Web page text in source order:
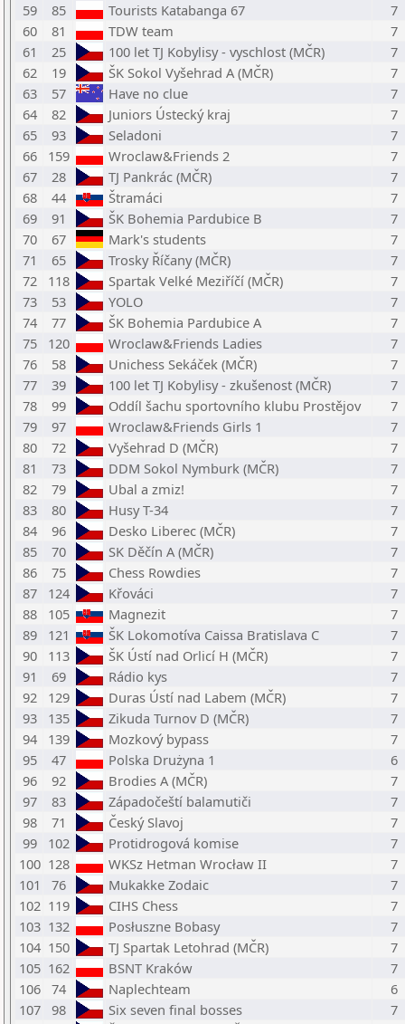
59
85 Tourists Katabanga 67
7
60
81 TDW team
7
61
25 100 let TJ Kobylisy - vyschlost (MČR)
7
62
19 ŠK Sokol Vyšehrad A (MČR)
7
63
57 Have no clue
7
64
82 Juniors Ústecký kraj
7
65
93 Seladoni
7
66
159 Wroclaw&Friends 2
7
67
28 TJ Pankrác (MČR)
7
68
44 Štramáci
7
69
91 ŠK Bohemia Pardubice B
7
70
67 Mark's students
7
71
65 Trosky Říčany (MČR)
7
72
118 Spartak Velké Meziříčí (MČR)
7
73
53 YOLO
7
74
77 ŠK Bohemia Pardubice A
7
75
120 Wroclaw&Friends Ladies
7
76
58 Unichess Sekáček (MČR)
7
77
39 100 let TJ Kobylisy - zkušenost (MČR)
7
78
99 Oddíl šachu sportovního klubu Prostějov
7
79
97 Wroclaw&Friends Girls 1
7
80
72 Vyšehrad D (MČR)
7
81
73 DDM Sokol Nymburk (MČR)
7
82
79 Ubal a zmiz!
7
83
80 Husy T-34
7
84
96 Desko Liberec (MČR)
7
85
70 SK Děčín A (MČR)
7
86
75 Chess Rowdies
7
87
124 Křováci
7
88
105 Magnezit
7
89
121 ŠK Lokomotíva Caissa Bratislava C
7
90
113 ŠK Ústí nad Orlicí H (MČR)
7
91
69 Rádio kys
7
92
129 Duras Ústí nad Labem (MČR)
7
93
135 Zikuda Turnov D (MČR)
7
94
139 Mozkový bypass
7
95
47 Polska Drużyna 1
6
96
92 Brodies A (MČR)
7
97
83 Západočeští balamutiči
7
98
71 Český Slavoj
7
99
102 Protidrogová komise
7
100 128 WKSz Hetman Wrocław II
7
101
76 Mukakke Zodaic
7
102 119 CIHS Chess
7
103 132 Posłuszne Bobasy
7
104 150 TJ Spartak Letohrad (MČR)
7
105 162 BSNT Kraków
7
106
74 Naplechteam
6
107
98 Six seven final bosses
7